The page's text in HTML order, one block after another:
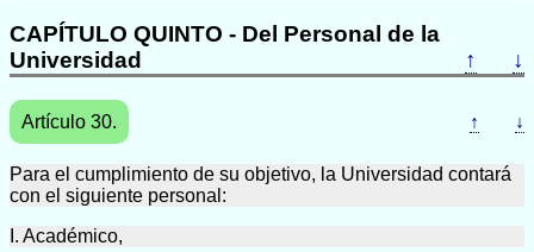
CAPÍTULO QUINTO - Del Personal de la
Universidad
↑ ↓
Artículo 30. ↑ ↓
Para el cumplimiento de su objetivo, la Universidad contará
con el siguiente personal:
I. Académico,